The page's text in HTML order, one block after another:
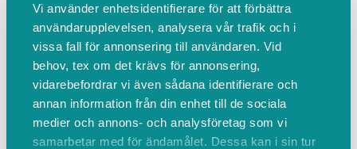
Vi använder enhetsidentifierare för att förbättra
användarupplevelsen, analysera vår trafik och i
vissa fall för annonsering till användaren. Vid
behov, tex om det krävs för annonsering,
vidarebefordrar vi även sådana identifierare och
annan information från din enhet till de sociala
medier och annons- och analysföretag som vi
samarbetar med för ändamålet. Dessa kan i sin tur